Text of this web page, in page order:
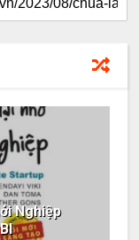
Nghiệp